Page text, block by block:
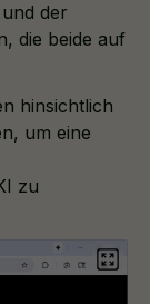
der
die beide auf
hinsichtlich
um eine
zu